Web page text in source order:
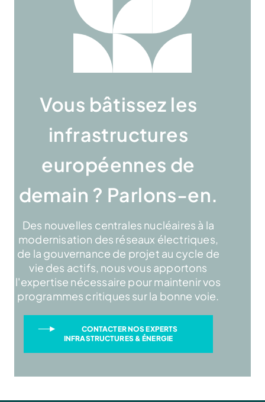
Vous bâtissez les
infrastructures
européennes de
demain ? Parlons-en.
Des nouvelles centrales nucléaires à la
modernisation des réseaux électriques,
de la gouvernance de projet au cycle de
vie des actifs, nous vous apportons
l'expertise nécessaire pour maintenir vos
programmes critiques sur la bonne voie.
CONTACTER NOS EXPERTS
INFRASTRUCTURES & ÉNERGIE